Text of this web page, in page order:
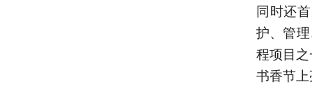
同时还
护、管
程项目
书香节